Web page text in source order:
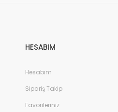
HESABIM
Hesabım
Sipariş Takip
Favorileriniz